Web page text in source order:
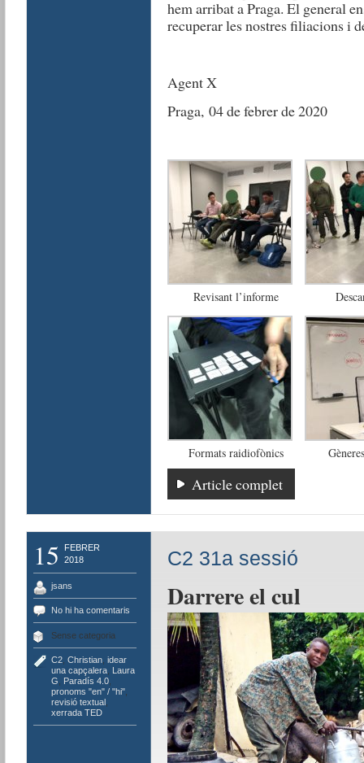
hem arribat a Praga. El general
recuperar les nostres filiacions i
Agent X
Praga, 04 de febrer de 2020
Revisant l’informe
Formats raidiofònics
Article complet
15
FEBRER
2018
jsans
No hi ha comentaris
Sense categoria
C2, Christian, idear
una capçalera, Laura
G
Paradís 4.0,
pronoms "en" / "hi",
revisió textual,
xerrada TED
C2 31a sessió
Darrere el cul